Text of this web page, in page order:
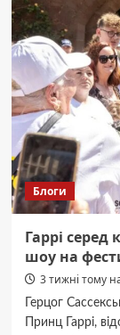
знайшли
хлопчика.
Трагедія,
що
сколихнула
регіон.
Блоги
Гаррі
шоу на
3 тижні тому
Герцог
Принц Гаррі,